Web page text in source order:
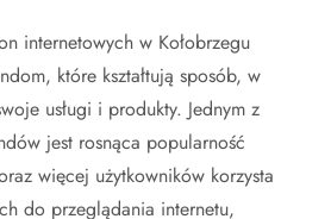
internetowych w Kołobrzegu
które kształtują sposób, w
usługi i produkty. Jednym z
jest rosnąca popularność
więcej użytkowników korzysta
do przeglądania internetu,